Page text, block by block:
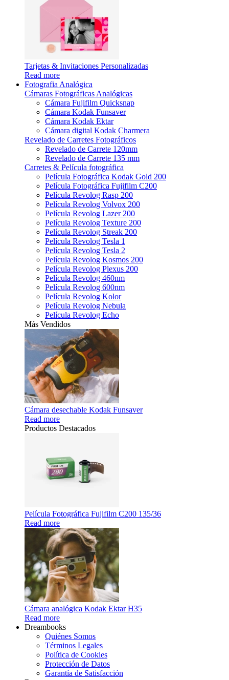
Tarjetas & Invitaciones Personalizadas
Read more
Fotografia Analógica
Cámaras Fotográficas Analógicas
Cámara Fujifilm Quicksnap
Cámara Kodak Funsaver
Cámara Kodak Ektar
Cámara digital Kodak Charmera
Revelado de Carretes Fotográficos
Revelado de Carrete 120mm
Revelado de Carrete 135 mm
Carretes & Película fotográfica
Película Fotográfica Kodak Gold 200
Película Fotográfica Fujifilm C200
Película Revolog Rasp 200
Película Revolog Volvox 200
Película Revolog Lazer 200
Película Revolog Texture 200
Película Revolog Streak 200
Película Revolog Tesla 1
Película Revolog Tesla 2
Película Revolog Kosmos 200
Película Revolog Plexus 200
Película Revolog 460nm
Película Revolog 600nm
Película Revolog Kolor
Película Revolog Nebula
Película Revolog Echo
Más Vendidos
Cámara desechable Kodak Funsaver
Read more
Productos Destacados
Película Fotográfica Fujifilm C200 135/36
Read more
Cámara analógica Kodak Ektar H35
Read more
Dreambooks
Quiénes Somos
Términos Legales
Política de Cookies
Protección de Datos
Garantía de Satisfacción